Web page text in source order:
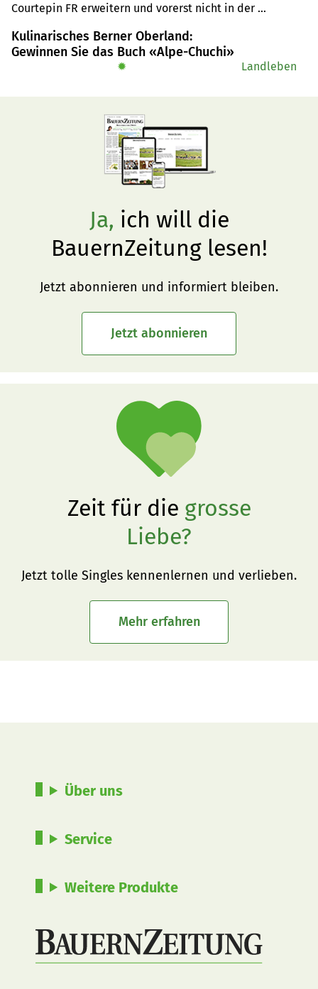
Courtepin FR erweitern und vorerst nicht in der
Kulinarisches Berner Oberland:
Gewinnen Sie das Buch «Alpe-Chuchi»
✹ Landleben
Ja, ich will die
BauernZeitung lesen!
Jetzt abonnieren und informiert bleiben.
Jetzt abonnieren
Zeit für die grosse
Liebe?
Jetzt tolle Singles kennenlernen und verlieben.
Mehr erfahren
Über uns
Service
Weitere Produkte